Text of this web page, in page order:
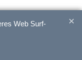
Web Surf-